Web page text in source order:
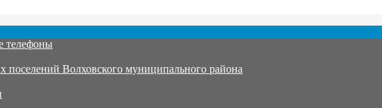
телефоны
поселений Волховского муниципального района